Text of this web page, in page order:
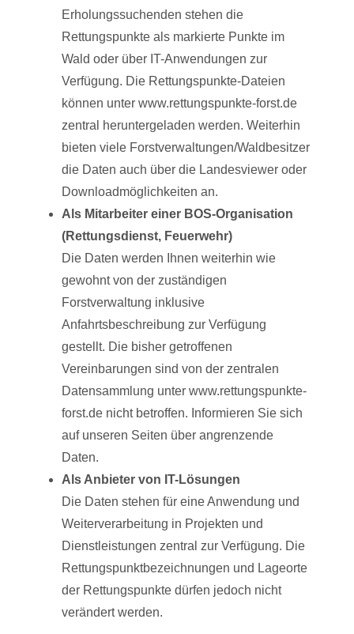
Erholungssuchenden stehen die
Rettungspunkte als markierte Punkte im
Wald oder über IT-Anwendungen zur
Verfügung. Die Rettungspunkte-Dateien
können unter www.rettungspunkte-forst.de
zentral heruntergeladen werden. Weiterhin
bieten viele Forstverwaltungen/Waldbesitzer
die Daten auch über die Landesviewer oder
Downloadmöglichkeiten an.
Als Mitarbeiter einer BOS-Organisation
(Rettungsdienst, Feuerwehr)
Die Daten werden Ihnen weiterhin wie
gewohnt von der zuständigen
Forstverwaltung inklusive
Anfahrtsbeschreibung zur Verfügung
gestellt. Die bisher getroffenen
Vereinbarungen sind von der zentralen
Datensammlung unter www.rettungspunkte-
forst.de nicht betroffen. Informieren Sie sich
auf unseren Seiten über angrenzende
Daten.
Als Anbieter von IT-Lösungen
Die Daten stehen für eine Anwendung und
Weiterverarbeitung in Projekten und
Dienstleistungen zentral zur Verfügung. Die
Rettungspunktbezeichnungen und Lageorte
der Rettungspunkte dürfen jedoch nicht
verändert werden.